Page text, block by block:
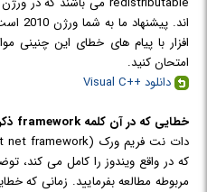
اند.
افزار با پیام های خطای این چنینی
امتحان کنید.
دانلود ++Visual C
خطایی که در آن کلمه framework ذکر شده است:
که در واقع ویندوز را کامل می کند،
مربوطه مطالعه بفرمایید. زمانی که